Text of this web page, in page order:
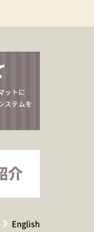
English